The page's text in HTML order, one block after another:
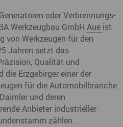
oder Verbrennungs-
Werkzeugbau GmbH Aue ist
von Werkzeugen für den
Jahren setzt das
Qualität und
Erzgebirger einer der
für die Automobilbranche
und deren
Anbieter industrieller
zählen.